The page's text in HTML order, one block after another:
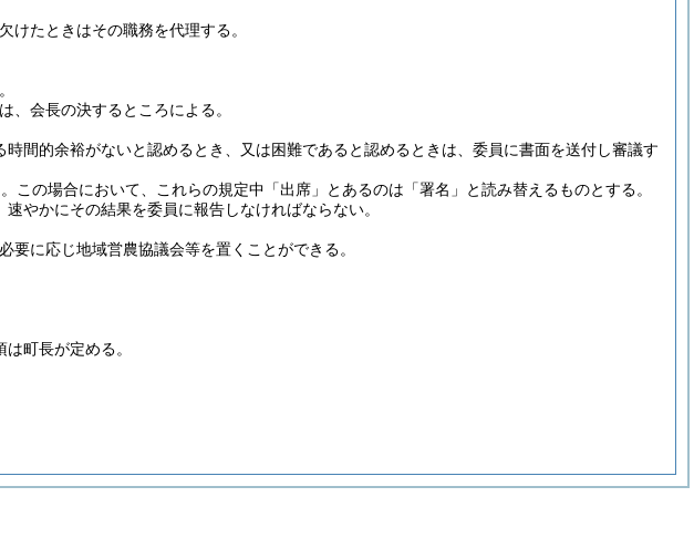
けたときはその職務を代理する。
、会長の決するところによる。
間的余裕がないと認めるとき、又は困難であると認めるときは、委員に書面を送付し審議す
この場合において、これらの規定中「出席」とあるのは「署名」と読み替えるものとする。
やかにその結果を委員に報告しなければならない。
に応じ地域営農協議会等を置くことができる。
町長が定める。